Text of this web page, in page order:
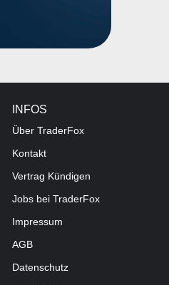
INFOS
Über TraderFox
Kontakt
Vertrag Kündigen
Jobs bei TraderFox
Impressum
AGB
Datenschutz